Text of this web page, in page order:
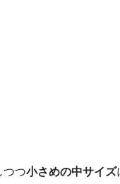
つつ小さめの中サイズ